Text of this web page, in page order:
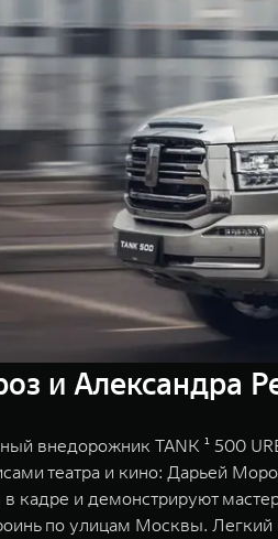
и Александра
внедорожник TANK ¹ 500
театра и кино: Дарьей
кадре и демонстрируют
по улицам Москвы. Легкий